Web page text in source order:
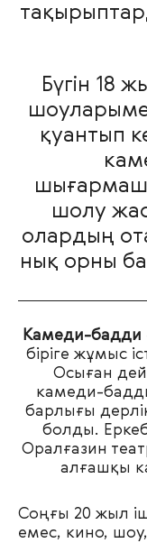
Бүгін 18
қуантып
шолу
олардың
нық орны
Камеди-бадди
біріге жұмыс
Осыған
камеди-
барлығы
болды.
Оралғазин
алғашқы
Соңғы 20 жыл
емес, кино,